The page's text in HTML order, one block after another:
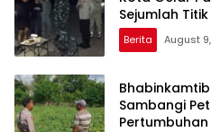
Sejumlah
Berita August
Sambangi